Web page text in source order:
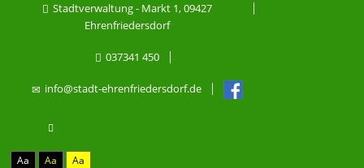
Stadtverwaltung - Markt 1, 09427
Ehrenfriedersdorf
037341 450
info@stadt-ehrenfriedersdorf.de
Aa Aa Aa